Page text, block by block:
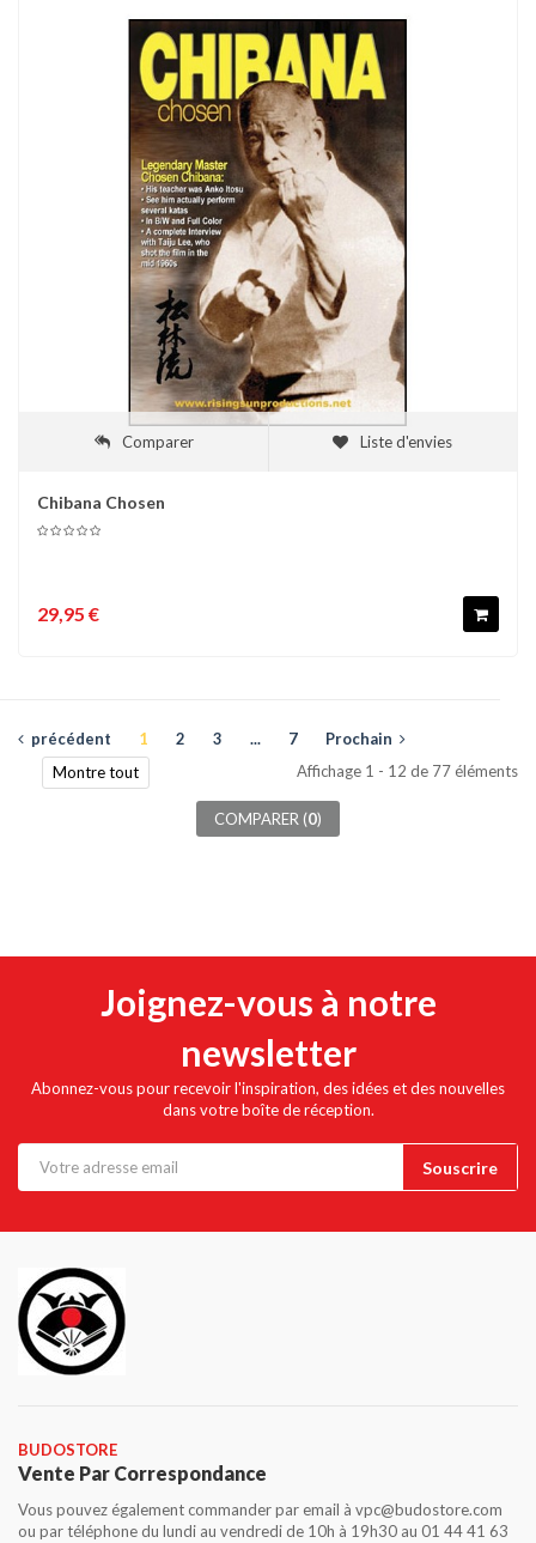
Comparer Liste d'envies
Chibana Chosen
29,95 €
précédent 1 2 3 ... 7
Prochain
Montre tout
Affichage 1 - 12 de 77 éléments
COMPARER (0)
Joignez-vous à notre
newsletter
Abonnez-vous pour recevoir l'inspiration, des idées et des nouvelles
dans votre boîte de réception.
BUDOSTORE
Vente Par Correspondance
Vous pouvez également commander par email à vpc@budostore.com
ou par téléphone du lundi au vendredi de 10h à 19h30 au 01 44 41 63